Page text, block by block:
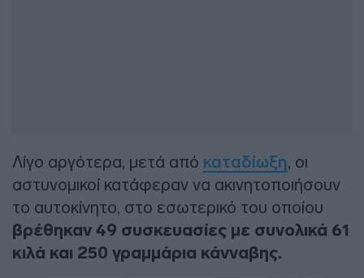
Λίγο αργότερα, μετά από καταδίωξη, οι
αστυνομικοί κατάφεραν να ακινητοποιήσουν
το αυτοκίνητο, στο εσωτερικό του οποίου
βρέθηκαν 49 συσκευασίες με συνολικά 61
κιλά και 250 γραμμάρια κάνναβης.